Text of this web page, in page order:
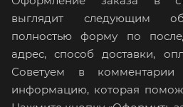
выглядит следующим
полностью форму по
адрес, способ доставки,
Советуем в комментарии
информацию, которая